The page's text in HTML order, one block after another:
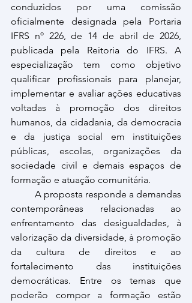
conduzidos por uma comissão
oficialmente designada pela Portaria
IFRS nº 226, de 14 de abril de 2026,
publicada pela Reitoria do IFRS. A
especialização tem como objetivo
qualificar profissionais para planejar,
implementar e avaliar ações educativas
voltadas à promoção dos direitos
humanos, da cidadania, da democracia
e da justiça social em instituições
públicas, escolas, organizações da
sociedade civil e demais espaços de
formação e atuação comunitária.
contemporâneas relacionadas ao
enfrentamento das desigualdades, à
valorização da diversidade, à promoção
da cultura de direitos e ao
fortalecimento das instituições
democráticas. Entre os temas que
poderão compor a formação estão